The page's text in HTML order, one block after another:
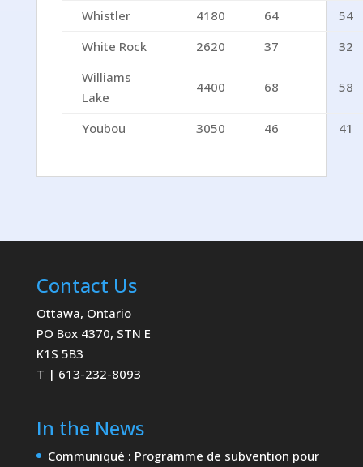
Whistler 4180 64
54
White Rock
2620 37
32
Williams
Lake
4400 68 58
Youbou 3050 46 41
Contact Us
Ottawa, Ontario
PO Box 4370, STN E
K1S 5B3
T | 613-232-8093
In the News
Communiqué : Programme de subvention pour